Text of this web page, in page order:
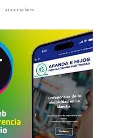
– patrocinadores –